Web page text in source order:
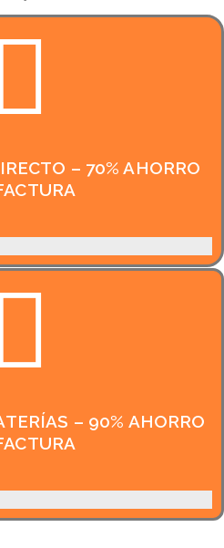
– 70% AHORRO
– 90% AHORRO